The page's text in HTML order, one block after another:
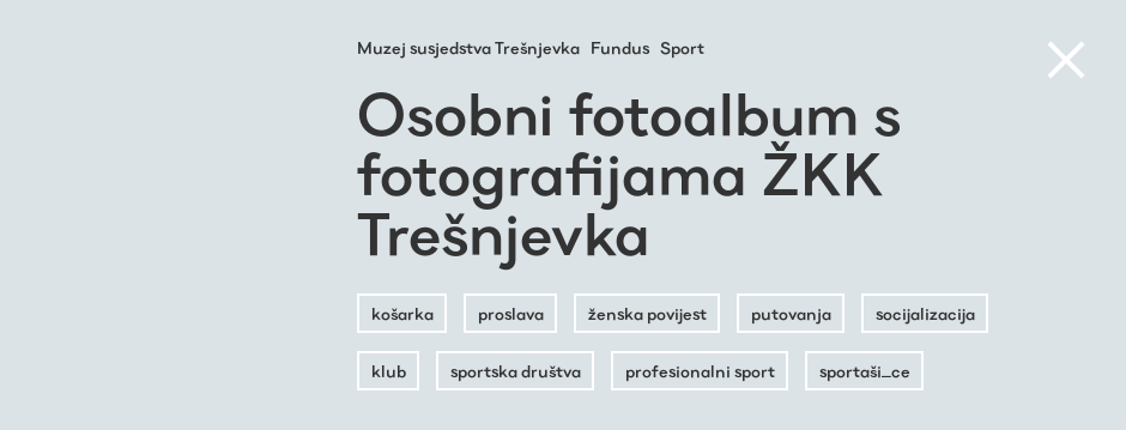
Muzej susjedstva Trešnjevka Fundus Sport
Osobni fotoalbum s
fotografijama ŽKK
Trešnjevka
košarka proslava ženska povijest putovanja socijalizacija
klub sportska društva profesionalni sport sportaši_ce